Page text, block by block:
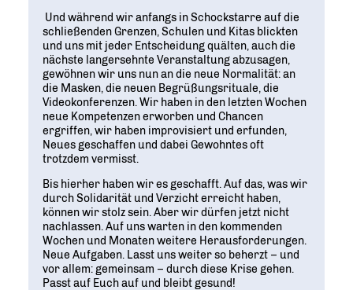
Und während wir anfangs in Schockstarre auf die
schließenden Grenzen, Schulen und Kitas blickten
und uns mit jeder Entscheidung quälten, auch die
nächste langersehnte Veranstaltung abzusagen,
gewöhnen wir uns nun an die neue Normalität: an
die Masken, die neuen Begrüßungsrituale, die
Videokonferenzen. Wir haben in den letzten Wochen
neue Kompetenzen erworben und Chancen
ergriffen, wir haben improvisiert und erfunden,
Neues geschaffen und dabei Gewohntes oft
trotzdem vermisst.
Bis hierher haben wir es geschafft. Auf das, was wir
durch Solidarität und Verzicht erreicht haben,
können wir stolz sein. Aber wir dürfen jetzt nicht
nachlassen. Auf uns warten in den kommenden
Wochen und Monaten weitere Herausforderungen.
Neue Aufgaben. Lasst uns weiter so beherzt – und
vor allem: gemeinsam – durch diese Krise gehen.
Passt auf Euch auf und bleibt gesund!